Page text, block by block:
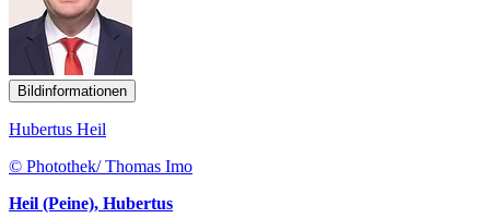
Bildinformationen
Hubertus Heil
© Photothek/ Thomas Imo
Heil (Peine), Hubertus